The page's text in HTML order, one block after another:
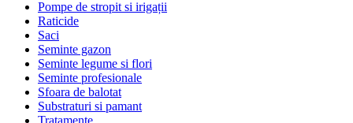
Pompe de stropit si irigații
Raticide
Saci
Seminte gazon
Seminte legume si flori
Seminte profesionale
Sfoara de balotat
Substraturi si pamant